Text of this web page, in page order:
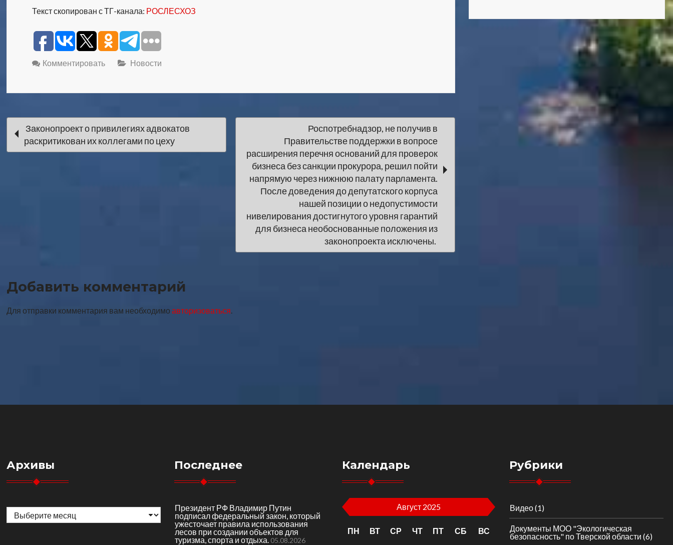
Текст скопирован с ТГ-канала: РОСЛЕСХОЗ
Комментировать Новости
Навигация
по
Законопроект о привилегиях адвокатов
раскритикован их коллегами по цеху
Роспотребнадзор, не получив в
Правительстве поддержки в вопросе
расширения перечня оснований для проверок
бизнеса без санкции прокурора, решил пойти
напрямую через нижнюю палату парламента.
После доведения до депутатского корпуса
нашей позиции о недопустимости
нивелирования достигнутого уровня гарантий
для бизнеса необоснованные положения из
законопроекта исключены.
Добавить комментарий
Для отправки комментария вам необходимоавторизоваться.
Архивы Последнее
Президент РФ Владимир Путин
подписал федеральный закон, который
ужесточает правила использования
лесов при создании объектов для
туризма, спорта и отдыха. 05.08.2026
Календарь
Август 2025
ПН ВТ СР ЧТ ПТ СБ
ВС
Рубрики
Видео(1)
Документы МОО "Экологическая
безопасность" по Тверской области (6)